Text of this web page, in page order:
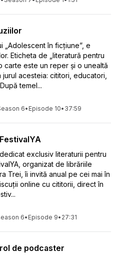
„Adolescent în ficțiune”, e
Eticheta de „literatură pentru
carte este un reper și o unealtă
acesteia: cititori, educatori,
temel...
6• Episode 10• 37:59
exclusiv literaturii pentru
organizat de librăriile
Trei, îi invită anual pe cei mai în
online cu cititorii, direct în
6• Episode 9• 27:31
de podcaster